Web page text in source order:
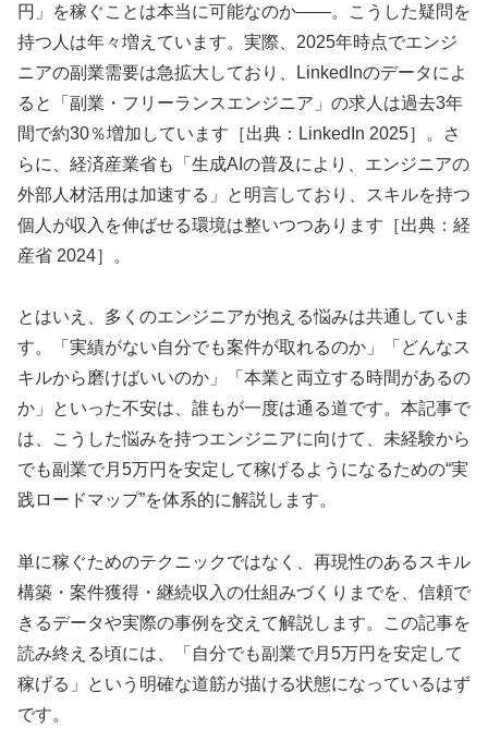
円」を稼ぐことは本当に可能なのか——。こうした疑問を
持つ人は年々増えています。実際、2025年時点でエンジ
ニアの副業需要は急拡大しており、LinkedInのデータによ
ると「副業・フリーランスエンジニア」の求人は過去3年
間で約30％増加しています［出典：LinkedIn 2025］。さ
らに、経済産業省も「生成AIの普及により、エンジニアの
外部人材活用は加速する」と明言しており、スキルを持つ
個人が収入を伸ばせる環境は整いつつあります［出典：経
産省 2024］。
とはいえ、多くのエンジニアが抱える悩みは共通していま
す。「実績がない自分でも案件が取れるのか」「どんなス
キルから磨けばいいのか」「本業と両立する時間があるの
か」といった不安は、誰もが一度は通る道です。本記事で
は、こうした悩みを持つエンジニアに向けて、未経験から
でも副業で月5万円を安定して稼げるようになるための“実
践ロードマップ”を体系的に解説します。
単に稼ぐためのテクニックではなく、再現性のあるスキル
構築・案件獲得・継続収入の仕組みづくりまでを、信頼で
きるデータや実際の事例を交えて解説します。この記事を
読み終える頃には、「自分でも副業で月5万円を安定して
稼げる」という明確な道筋が描ける状態になっているはず
です。